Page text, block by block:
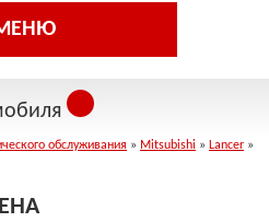
обслуживания » Mitsubishi » Lancer »